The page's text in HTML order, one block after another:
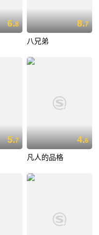
6.8 8.7
八兄弟
5.7 4.6
凡人的品格